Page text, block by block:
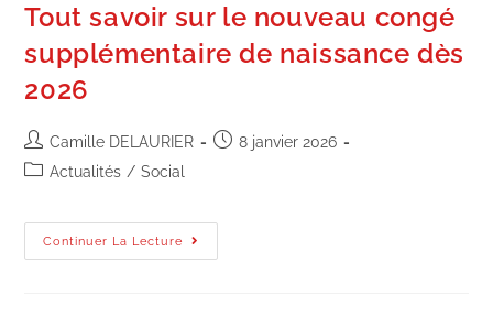
Tout savoir sur le nouveau congé
supplémentaire de naissance dès
2026
Camille DELAURIER
8 janvier 2026
Actualités / Social
Continuer La Lecture